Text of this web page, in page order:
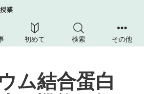
初めて 検索 その他
ム結合蛋白